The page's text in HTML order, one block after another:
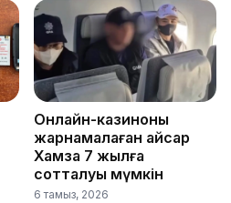
Онлайн-казиноны
жарнамалаған Қайсар
Хамза 7 жылға
сотталуы мүмкін
6 тамыз, 2026